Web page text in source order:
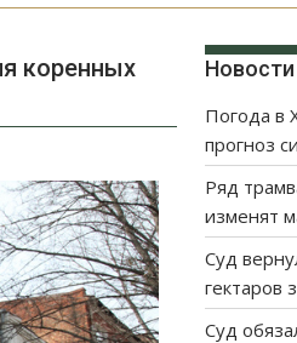
коренных
Новости
Погода в
прогноз
Ряд
изменят
Суд
гектаров
Суд